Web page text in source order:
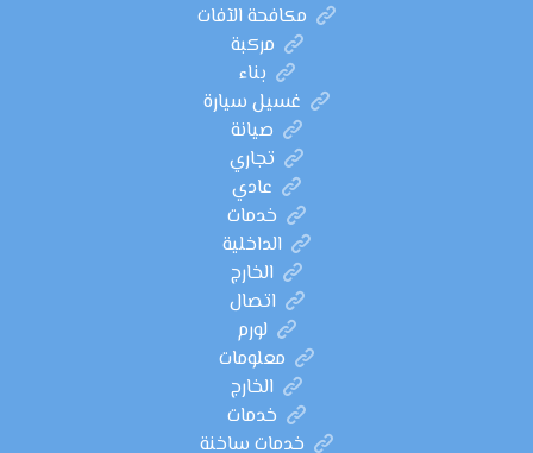
مكافحة الآفات
مركبة
بناء
غسيل سيارة
صيانة
تجاري
عادي
خدمات
الداخلية
الخارج
اتصال
لورم
معلومات
الخارج
خدمات
خدمات ساخنة